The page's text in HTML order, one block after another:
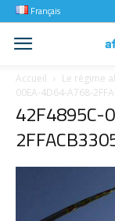
Français
Accueil Le régime
00EA-4D64-A768-
42F4895C-